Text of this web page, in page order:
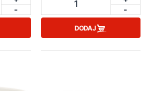
-
1
-
DODAJ